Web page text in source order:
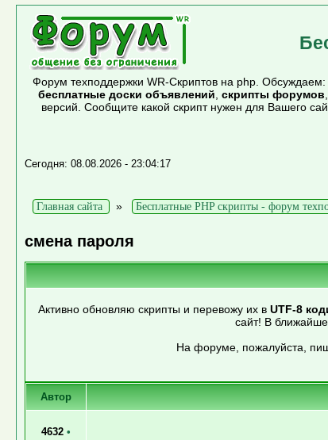
Форум техподдержки WR-Скриптов на php.
бесплатные доски объявлений скрипты форумов
версий. Сообщите какой скрипт нужен для Вашего
Сегодня: 08.08.2026 - 23:04:17
Главная сайта » Бесплатные PHP скрипты - форум
смена пароля
Активно обновляю скрипты и перевожу их в UTF-8
сайт! В
На форуме, пожалуйста,
Автор
4632 •